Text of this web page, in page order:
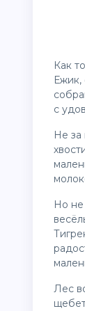
Как
Ежик,
с
Не за
Но не
Лес